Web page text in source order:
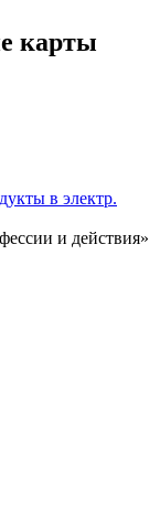
карты
в электр.
и действия»